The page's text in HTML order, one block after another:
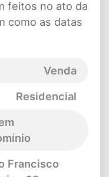
feitos no ato da
como as datas
Venda
Residencial
Francisco